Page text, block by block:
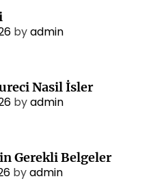
byadmin
Nasil İsler
byadmin
Gerekli Belgeler
byadmin